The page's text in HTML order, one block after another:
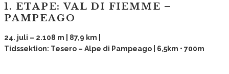
1. ETAPE: VAL DI FIEMME –
PAMPEAGO
24. juli – 2.108 m | 87,9 km |
Tidssektion: Tesero – Alpe di Pampeago | 6,5km • 700m